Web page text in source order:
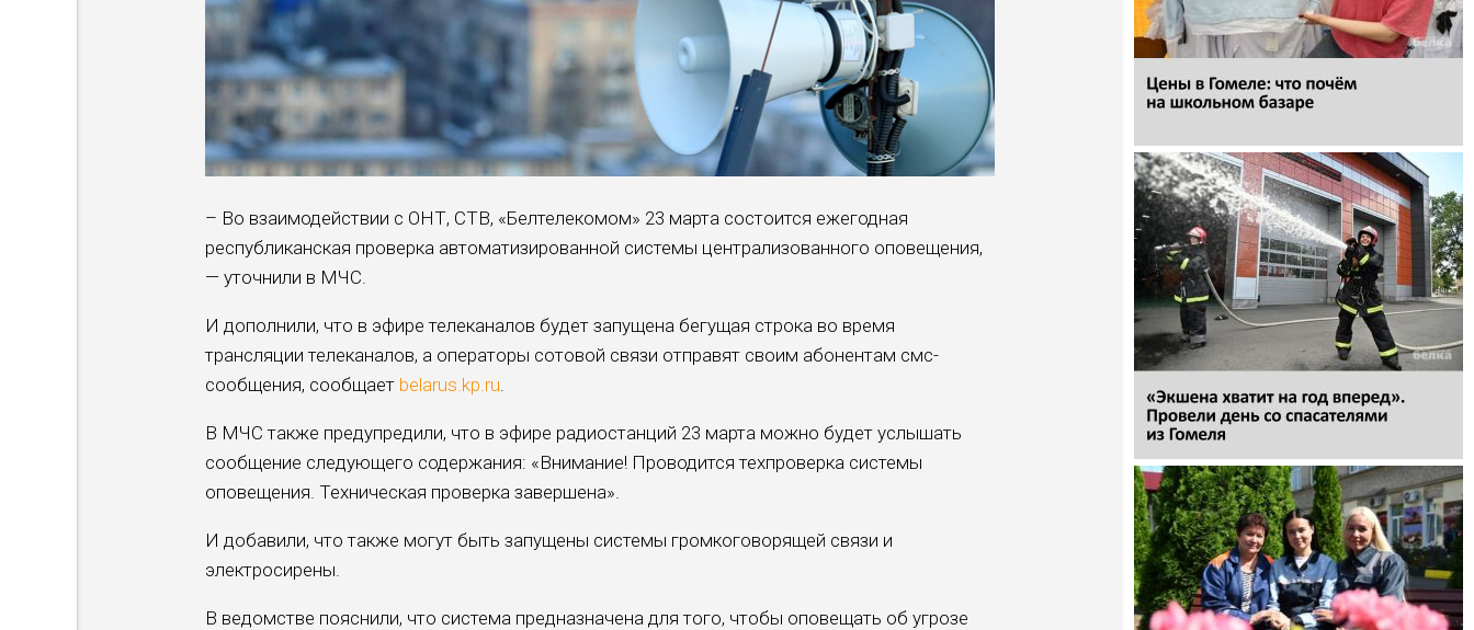
– Во взаимодействии с ОНТ, СТВ, «Белтелекомом» 23 марта состоится ежегодная
республиканская проверка автоматизированной системы централизованного оповещения,
— уточнили в МЧС.
И дополнили, что в эфире телеканалов будет запущена бегущая строка во время
трансляции телеканалов, а операторы сотовой связи отправят своим абонентам смс-
сообщения, сообщает belarus.kp.ru
В МЧС также предупредили, что в эфире радиостанций 23 марта можно будет услышать
сообщение следующего содержания: «Внимание! Проводится техпроверка системы
оповещения. Техническая проверка завершена».
И добавили, что также могут быть запущены системы громкоговорящей связи и
электросирены.
В ведомстве пояснили, что система предназначена для того, чтобы оповещать об угрозе